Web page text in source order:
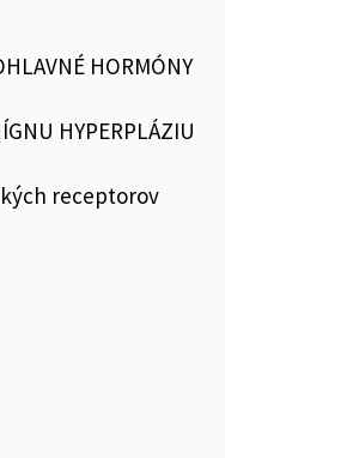
HORMÓNY
HYPERPLÁZIU
receptorov